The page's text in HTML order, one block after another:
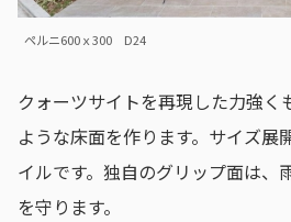
ペルニ600ｘ300 D24
クォーツサイトを再現した力強く
ような床面を作ります。サイズ展
イルです。独自のグリップ面は、
を守ります。